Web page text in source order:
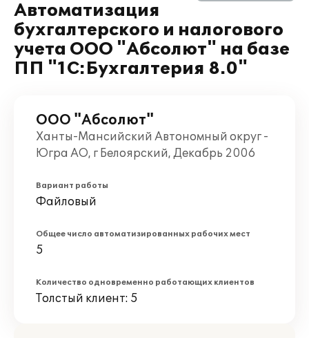
Автоматизация
бухгалтерского и налогового
учета ООО "Абсолют" на базе
ПП "1С:Бухгалтерия 8.0"
ООО "Абсолют"
Ханты-Мансийский Автономный округ -
Югра АО, г Белоярский, Декабрь 2006
Вариант работы
Файловый
Общее число автоматизированных рабочих мест
5
Количество одновременно работающих клиентов
Толстый клиент: 5